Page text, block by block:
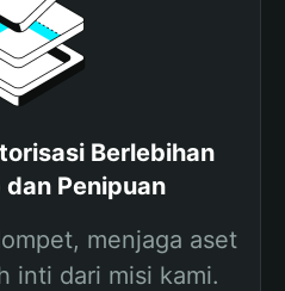
Berlebihan
dan Penipuan
menjaga aset
inti dari misi kami.